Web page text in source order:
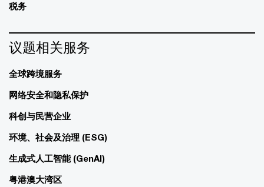
税务
议题相关服务
全球跨境服务
网络安全和隐私保护
科创与民营企业
环境、社会及治理 (ESG)
生成式人工智能 (GenAI)
粤港澳大湾区